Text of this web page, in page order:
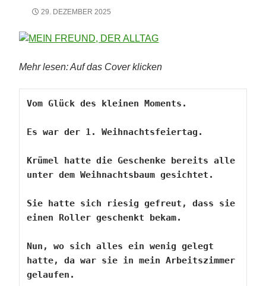
29. DEZEMBER 2025
Mehr lesen: Auf das Cover klicken
Vom Glück des kleinen Moments.
Es war der 1. Weihnachtsfeiertag.
Krümel hatte die Geschenke bereits alle
unter dem Weihnachtsbaum gesichtet.
Sie hatte sich riesig gefreut, dass sie
einen Roller geschenkt bekam.
Nun, wo sich alles ein wenig gelegt
hatte, da war sie in mein Arbeitszimmer
gelaufen.